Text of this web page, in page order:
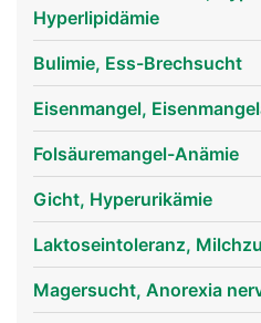
Hyperlipidämie
Bulimie, Ess-Brechsucht
Eisenmangel,
Folsäuremangel-Anämie
Gicht, Hyperurikämie
Laktoseintoleranz,
Magersucht, Anorexia